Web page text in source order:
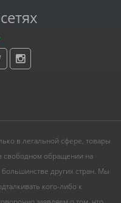
в легальной сфере, товары
свободном обращении на
других стран. Мы
кого-либо к